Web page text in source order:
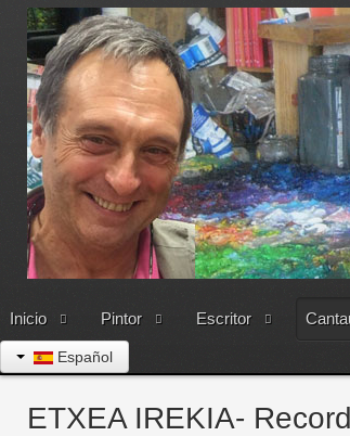
Inicio Pintor Escritor
Español
ETXEA IREKIA-